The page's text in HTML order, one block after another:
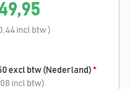
incl btw )
excl btw (Nederland)*
incl btw)